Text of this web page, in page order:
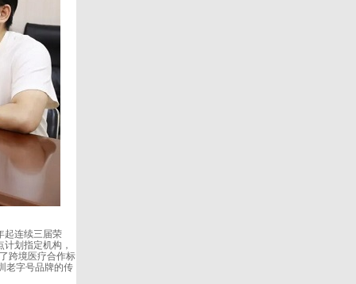
起连续三届荣
划指定机构，
跨境医疗合作标
老字号品牌的传